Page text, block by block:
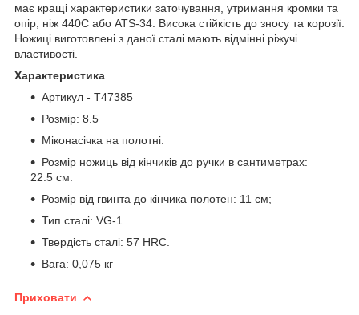
має кращі характеристики заточування, утримання кромки та
опір, ніж 440C або ATS-34. Висока стійкість до зносу та корозії.
Ножиці виготовлені з даної сталі мають відмінні ріжучі
властивості.
Характеристика
Артикул - T47385
Розмір: 8.5
Міконасічка на полотні.
Розмір ножиць від кінчиків до ручки в сантиметрах:
22.5 см.
Розмір від гвинта до кінчика полотен: 11 см;
Тип сталі: VG-1.
Твердість сталі: 57 HRC.
Вага: 0,075 кг
Приховати